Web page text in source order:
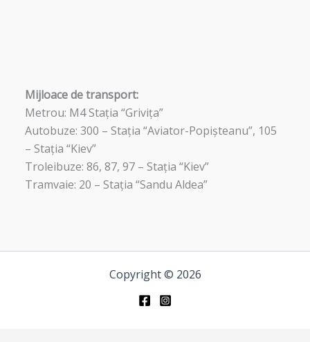
Mijloace de transport:
Metrou: M4 Stația “Grivița”
Autobuze: 300 – Stația “Aviator-Popișteanu”, 105
– Stația “Kiev”
Troleibuze: 86, 87, 97 – Stația “Kiev”
Tramvaie: 20 – Stația “Sandu Aldea”
Copyright © 2026